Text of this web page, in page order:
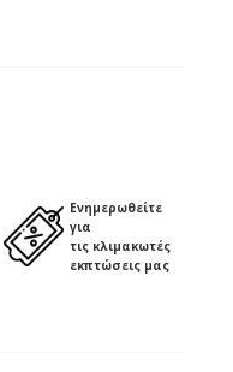
Ενημερωθείτε
για
τις κλιμακωτές
εκπτώσεις μας